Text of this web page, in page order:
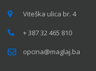
Viteška ulica br. 4
+ 387 32 465 810
opcina@maglaj.ba